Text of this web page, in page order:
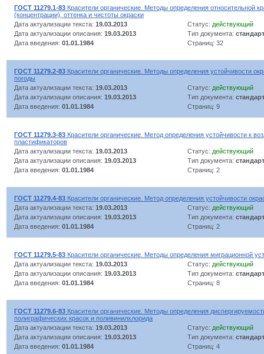
ГОСТ 11279.1-83 Красители органические. Методы определения относительной
(концентрации), оттенка и чистоты окраски
Дата актуализации текста: 19.03.2013 Статус: действующий
Дата актуализации описания: 19.03.2013 Тип документа: стандарт
Дата введения: 01.01.1984 Страниц: 32
ГОСТ 11279.2-83 Красители органические. Методы определения устойчивости
погоды
Дата актуализации текста: 19.03.2013 Статус: действующий
Дата актуализации описания: 19.03.2013 Тип документа: стандарт
Дата введения: 01.01.1984 Страниц: 9
ГОСТ 11279.3-83 Красители органические. Метод определения устойчивости к
пластификаторов
Дата актуализации текста: 19.03.2013 Статус: действующий
Дата актуализации описания: 19.03.2013 Тип документа: стандарт
Дата введения: 01.01.1984 Страниц: 2
ГОСТ 11279.4-83 Красители органические. Метод определения устойчивости
Дата актуализации текста: 19.03.2013 Статус: действующий
Дата актуализации описания: 19.03.2013 Тип документа: стандарт
Дата введения: 01.01.1984 Страниц: 2
ГОСТ 11279.5-83 Красители органические. Методы определения миграционной
Дата актуализации текста: 19.03.2013 Статус: действующий
Дата актуализации описания: 19.03.2013 Тип документа: стандарт
Дата введения: 01.01.1984 Страниц: 8
ГОСТ 11279.6-83 Красители органические. Методы определения
полиграфических красок и поливинилхлорида
Дата актуализации текста: 19.03.2013 Статус: действующий
Дата актуализации описания: 19.03.2013 Тип документа: стандарт
Дата введения: 01.01.1984 Страниц: 4